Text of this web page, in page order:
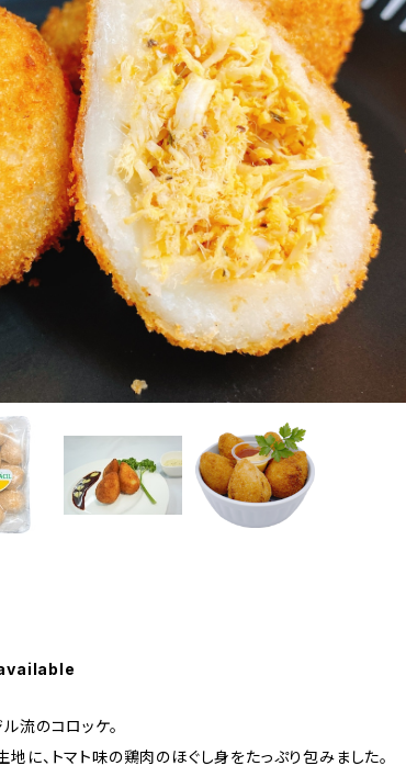
流のコロッケ。
に、トマト味の鶏肉のほぐし身をたっぷり包みました。